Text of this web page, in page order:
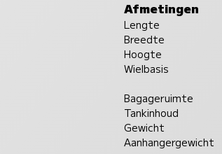
Afmetingen
Lengte
Breedte
Hoogte
Wielbasis
Bagageruimte
Tankinhoud
Gewicht
Aanhangergewicht